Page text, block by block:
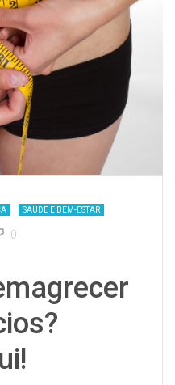
SAÚDE E BEM-ESTAR
0